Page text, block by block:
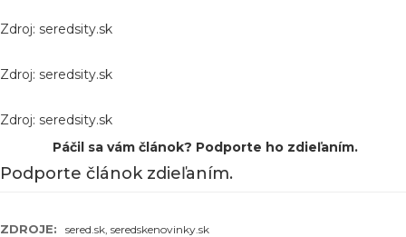
Zdroj: seredsity.sk
Zdroj: seredsity.sk
Zdroj: seredsity.sk
Páčil sa vám článok? Podporte ho zdieľaním.
Podporte článok zdieľaním.
ZDROJE: sered.sk, seredskenovinky.sk